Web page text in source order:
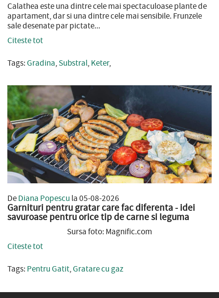
Calathea este una dintre cele mai spectaculoase plante de
apartament, dar si una dintre cele mai sensibile. Frunzele
sale desenate par pictate...
Citeste tot
Tags: Gradina,Substral,Keter,
DeDiana Popescu la 05-08-2026
Garnituri pentru gratar care fac diferenta - idei
savuroase pentru orice tip de carne si leguma
Sursa foto: Magnific.com
Citeste tot
Tags: Pentru Gatit,Gratare cu gaz